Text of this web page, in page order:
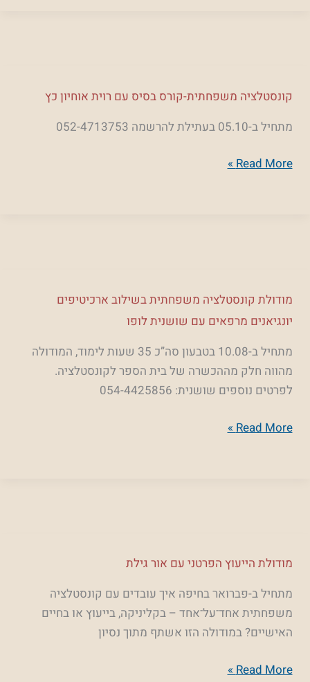
קונסטלציה משפחתית-קורס בסיס עם רוית אוחיון כץ
מתחיל ב-05.10 בעתילת להרשמה 052-4713753
קונסטלציה
בסיס
רוית
Read More »
מודולת קונסטלציה משפחתית בשילוב ארכיטיפים
יונגיאנים מרפאים עם שושנית לופו
מתחיל ב-10.08 בטבעון סה”כ 35 שעות לימוד, המודולה
מהווה חלק מההכשרה של בית הספר לקונסטלציה.
לפרטים נוספים שושנית: 054-4425856
מודולת
קונסטלציה
בשילוב
ארכיטיפים
יונגיאנים
עם
Read More »
מודולת הייעוץ הפרטני עם אור גילת
מתחיל ב-פברואר בחיפה איך עובדים עם קונסטלציה
משפחתית אחד־על־אחד – בקליניקה, בייעוץ או בחיים
האישיים? במודולה הזו אשתף מתוך נסיון
מודולת
הפרטני
עם
אור
Read More »